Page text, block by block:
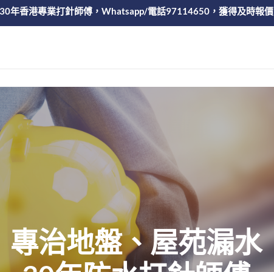
30年香港專業打針師傅，Whatsapp/電話97114650，獲得及時報價
專治地盤、屋苑漏水